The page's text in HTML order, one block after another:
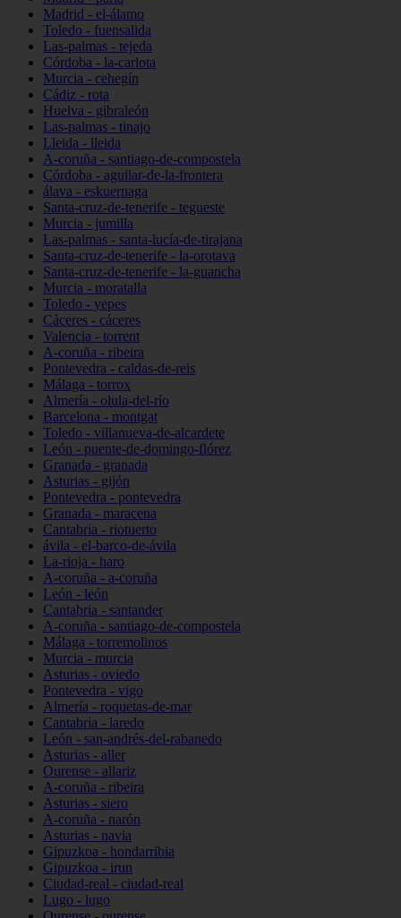
Madrid - el-álamo
Toledo - fuensalida
Las-palmas - tejeda
Córdoba - la-carlota
Murcia - cehegín
Cádiz - rota
Huelva - gibraleón
Las-palmas - tinajo
Lleida - lleida
A-coruña - santiago-de-compostela
Córdoba - aguilar-de-la-frontera
álava - eskuernaga
Santa-cruz-de-tenerife - tegueste
Murcia - jumilla
Las-palmas - santa-lucía-de-tirajana
Santa-cruz-de-tenerife - la-orotava
Santa-cruz-de-tenerife - la-guancha
Murcia - moratalla
Toledo - yepes
Cáceres - cáceres
Valencia - torrent
A-coruña - ribeira
Pontevedra - caldas-de-reis
Málaga - torrox
Almería - olula-del-río
Barcelona - montgat
Toledo - villanueva-de-alcardete
León - puente-de-domingo-flórez
Granada - granada
Asturias - gijón
Pontevedra - pontevedra
Granada - maracena
Cantabria - riotuerto
ávila - el-barco-de-ávila
La-rioja - haro
A-coruña - a-coruña
León - león
Cantabria - santander
A-coruña - santiago-de-compostela
Málaga - torremolinos
Murcia - murcia
Asturias - oviedo
Pontevedra - vigo
Almería - roquetas-de-mar
Cantabria - laredo
León - san-andrés-del-rabanedo
Asturias - aller
Ourense - allariz
A-coruña - ribeira
Asturias - siero
A-coruña - narón
Asturias - navia
Gipuzkoa - hondarribia
Gipuzkoa - irun
Ciudad-real - ciudad-real
Lugo - lugo